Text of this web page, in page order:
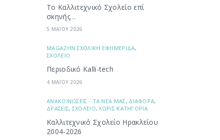
Το Καλλιτεχνικό Σχολείο επί
σκηνής…
5 ΜΑΪΟΥ 2026
ΜAGAZHN ΣΧΟΛΙΚΗ ΕΦΗΜΕΡΙΔΑ,
ΣΧΟΛΕΙΟ
Περιοδικό Kalli-tech
4 ΜΑΪΟΥ 2026
ΑΝΑΚΟΙΝΩΣΕΙΣ - ΤΑ ΝΕΑ ΜΑΣ, ΔΙΑΦΟΡΑ,
ΔΡΑΣΕΙΣ, ΣΧΟΛΕΙΟ,ΧΩΡΙΣ ΚΑΤΗΓΟΡΙΑ
Καλλιτεχνικό Σχολείο Ηρακλείου
2004-2026